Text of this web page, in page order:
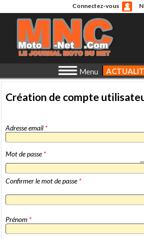
Connectez-vous
Menu
Création de compte
Adresse email *
Mot de passe*
Confirmer le mot de passe*
Prénom *